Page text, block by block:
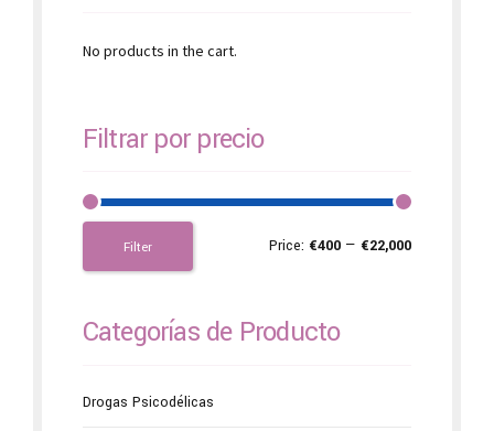
No products in the cart.
Filtrar por precio
Filter Price: €400 — €22,000
Categorías de Producto
Drogas Psicodélicas